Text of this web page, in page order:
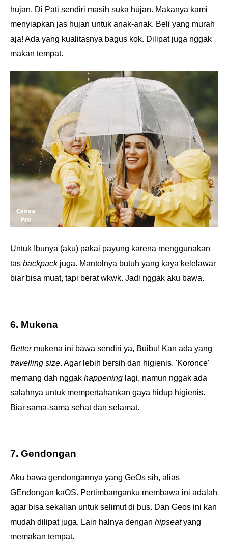
hujan. Di Pati sendiri masih suka hujan. Makanya kami
menyiapkan jas hujan untuk anak-anak. Beli yang murah
aja! Ada yang kualitasnya bagus kok. Dilipat juga nggak
makan tempat.
Untuk Ibunya (aku) pakai payung karena menggunakan
tas backpack juga. Mantolnya butuh yang kaya kelelawar
biar bisa muat, tapi berat wkwk. Jadi nggak aku bawa.
6. Mukena
Better mukena ini bawa sendiri ya, Buibu! Kan ada yang
travelling size. Agar lebih bersih dan higienis. 'Koronce'
memang dah nggak happening lagi, namun nggak ada
salahnya untuk mempertahankan gaya hidup higienis.
Biar sama-sama sehat dan selamat.
7. Gendongan
Aku bawa gendongannya yang GeOs sih, alias
GEndongan kaOS. Pertimbanganku membawa ini adalah
agar bisa sekalian untuk selimut di bus. Dan Geos ini kan
mudah dilipat juga. Lain halnya dengan hipseatyang
memakan tempat.